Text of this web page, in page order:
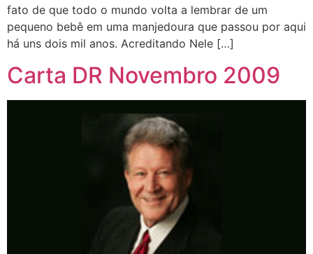
fato de que todo o mundo volta a lembrar de um
pequeno bebê em uma manjedoura que passou por aqui
há uns dois mil anos. Acreditando Nele […]
Carta DR Novembro 2009